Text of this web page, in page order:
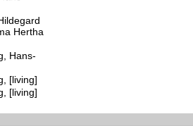
Hertha
Hans-
[living]
[living]